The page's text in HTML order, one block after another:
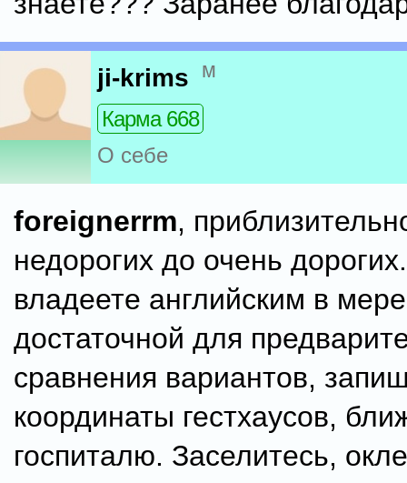
ji-krims м
Карма 668
О себе
foreignerrm,
недорогих до очень
владеете английским в
достаточной для
сравнения вариантов,
координаты гестхаусов,
госпиталю. Заселитесь,